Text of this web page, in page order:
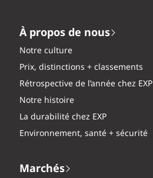
À propos de nous
Notre culture
Prix, distinctions + classements
Rétrospective de l’année chez EXP
Notre histoire
La durabilité chez EXP
Environnement, santé + sécurité
Marchés